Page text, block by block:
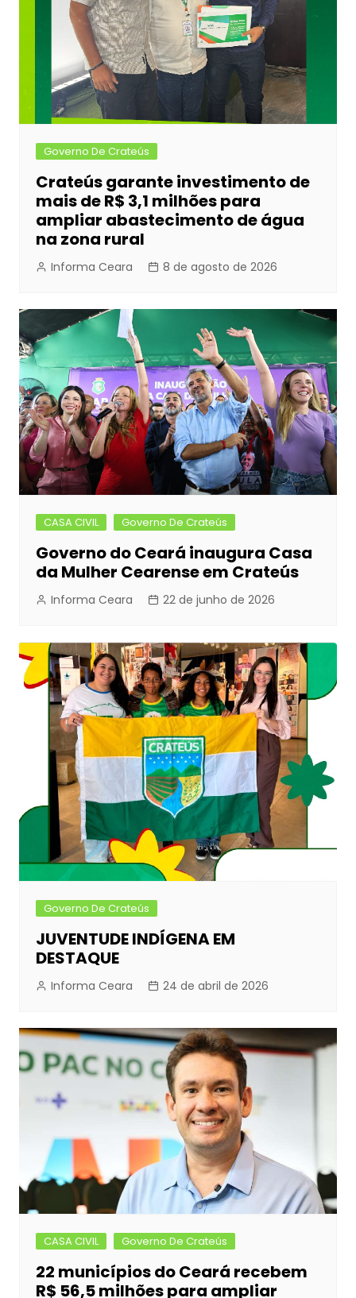
Governo De Crateús
Crateús garante investimento de
mais de R$ 3,1 milhões para
ampliar abastecimento de água
na zona rural
Informa Ceara 8 de agosto de 2026
CASA CIVIL Governo De Crateús
Governo do Ceará inaugura Casa
da Mulher Cearense em Crateús
Informa Ceara 22 de junho de 2026
Governo De Crateús
JUVENTUDE INDÍGENA EM
DESTAQUE
Informa Ceara 24 de abril de 2026
CASA CIVIL Governo De Crateús
22 municípios do Ceará recebem
R$ 56,5 milhões para ampliar